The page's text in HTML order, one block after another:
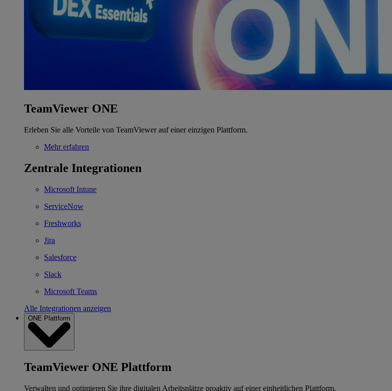
TeamViewer ONE
Erleben Sie alle Vorteile von TeamViewer auf einer einzigen Plattform.
Mehr erfahren
Zentrale Integrationen
Microsoft Intune
ServiceNow
Freshworks
Jira
Salesforce
Slack
Microsoft Teams
Alle Integrationen anzeigen
ONE Plattform
TeamViewer ONE Plattform
Verwalten und optimieren Sie ihre digitalen Arbeitsplätze proaktiv auf einer einheitlichen Plattform.